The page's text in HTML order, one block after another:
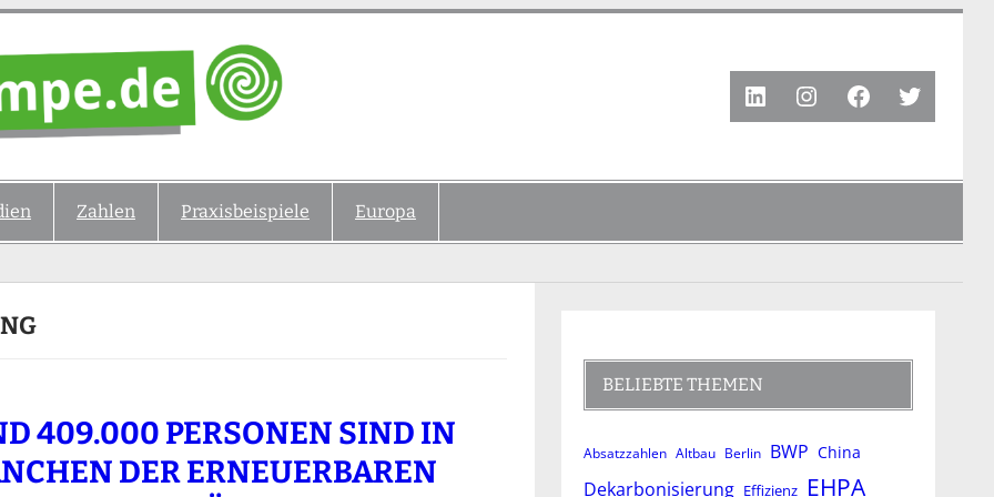
LinkedInInstagram
Facebook
Twitter
Zahlen Praxisbeispiele Europa
409.000 PERSONEN SIND IN
DER ERNEUERBAREN
BELIEBTE THEMEN
Absatzzahlen Altbau Berlin BWP China
Dekarbonisierung Effizienz EHPA